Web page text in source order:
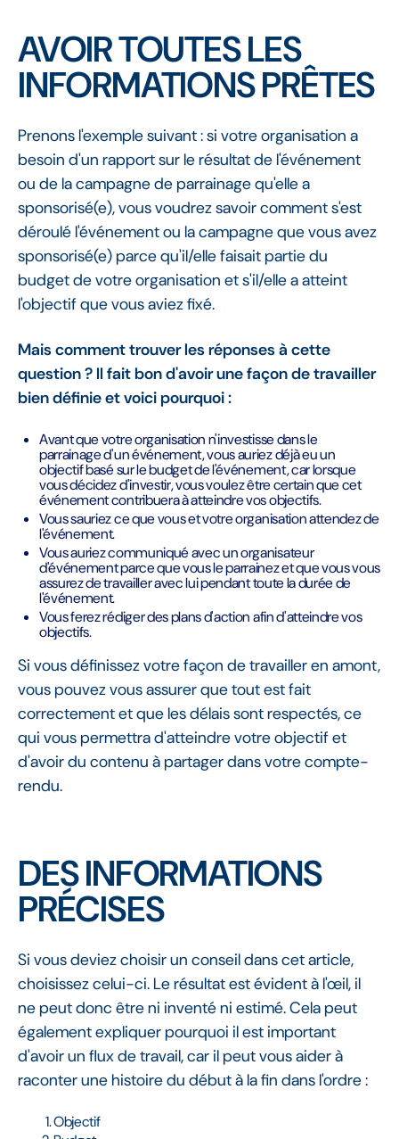
AVOIR TOUTES LES
INFORMATIONS PRÊTES
Prenons l'exemple suivant : si votre organisation a
besoin d'un rapport sur le résultat de l'événement
ou de la campagne de parrainage qu'elle a
sponsorisé(e), vous voudrez savoir comment s'est
déroulé l'événement ou la campagne que vous avez
sponsorisé(e) parce qu'il/elle faisait partie du
budget de votre organisation et s'il/elle a atteint
l'objectif que vous aviez fixé.
Mais comment trouver les réponses à cette
question ? Il fait bon d'avoir une façon de travailler
bien définie et voici pourquoi :
Avant que votre organisation n'investisse dans le
parrainage d'un événement, vous auriez déjà eu un
objectif basé sur le budget de l'événement, car lorsque
vous décidez d'investir, vous voulez être certain que cet
événement contribuera à atteindre vos objectifs.
Vous sauriez ce que vous et votre organisation attendez de
l'événement.
Vous auriez communiqué avec un organisateur
d'événement parce que vous le parrainez et que vous vous
assurez de travailler avec lui pendant toute la durée de
l'événement.
Vous ferez rédiger des plans d'action afin d'atteindre vos
objectifs.
Si vous définissez votre façon de travailler en amont,
vous pouvez vous assurer que tout est fait
correctement et que les délais sont respectés, ce
qui vous permettra d'atteindre votre objectif et
d'avoir du contenu à partager dans votre compte-
rendu.
DES INFORMATIONS
PRÉCISES
Si vous deviez choisir un conseil dans cet article,
choisissez celui-ci. Le résultat est évident à l'œil, il
ne peut donc être ni inventé ni estimé. Cela peut
également expliquer pourquoi il est important
d'avoir un flux de travail, car il peut vous aider à
raconter une histoire du début à la fin dans l'ordre :
Objectif